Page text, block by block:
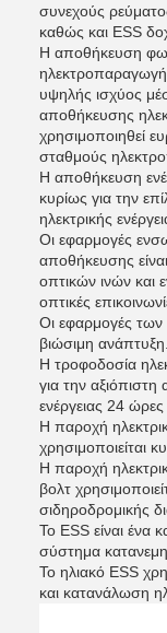
συνεχούς
καθώς και ESS
Η αποθήκευση
υψηλής ισχύος
αποθήκευσης
χρησιμοποιηθεί
σταθμούς
Η αποθήκευση
κυρίως για την
ηλεκτρικής
Οι εφαρμογές
αποθήκευσης
οπτικών ινών και
οπτικές
Οι εφαρμογές των
βιώσιμη ανάπτυξη.
Η τροφοδοσία
για την αξιόπιστη
ενέργειας 24
Η παροχή
χρησιμοποιείται
Η παροχή
βολτ
σιδηροδρομικής
Το ESS είναι ένα
σύστημα
Το ηλιακό ESS
και κατανάλωση